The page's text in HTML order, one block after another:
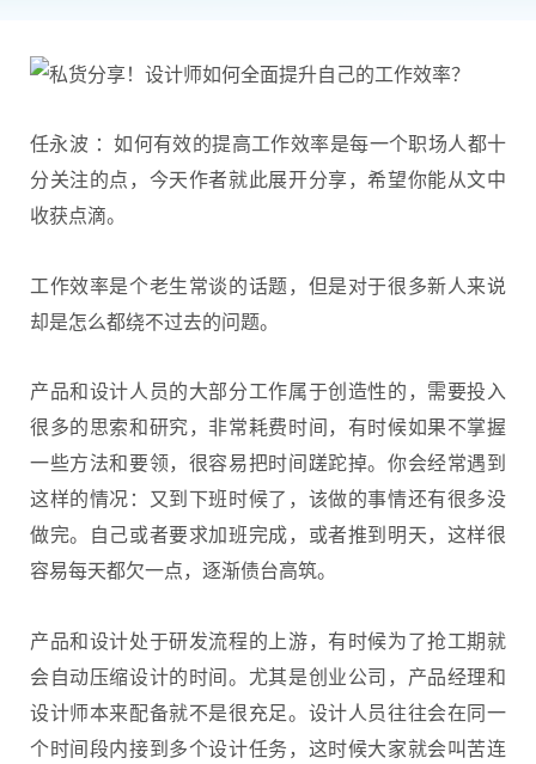
任永波 ：如何有效的提高工作效率是每一个职场人都十
分关注的点，今天作者就此展开分享，希望你能从文中
收获点滴。
工作效率是个老生常谈的话题，但是对于很多新人来说
却是怎么都绕不过去的问题。
产品和设计人员的大部分工作属于创造性的，需要投入
很多的思索和研究，非常耗费时间，有时候如果不掌握
一些方法和要领，很容易把时间蹉跎掉。你会经常遇到
这样的情况：又到下班时候了，该做的事情还有很多没
做完。自己或者要求加班完成，或者推到明天，这样很
容易每天都欠一点，逐渐债台高筑。
产品和设计处于研发流程的上游，有时候为了抢工期就
会自动压缩设计的时间。尤其是创业公司，产品经理和
设计师本来配备就不是很充足。设计人员往往会在同一
个时间段内接到多个设计任务，这时候大家就会叫苦连